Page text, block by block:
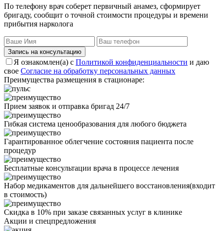
По телефону врач соберет первичный анамез, сформирует
бригаду, сообщит о точной стоимости процедуры и времени
прибытия нарколога
Запись на консультацию
Я ознакомлен(а) с Политикой конфиденциальности и даю
свое Согласие на обработку персональных данных
Преимущества размещения в стационаре:
Прием заявок и отправка бригад 24/7
Гибкая система ценообразования для любого бюджета
Гарантированное облегчение состояния пациента после
процедур
Бесплатные консультации врача в процессе лечения
Набор медикаментов для дальнейшего восстановления(входит
в стоимость)
Скидка в 10% при заказе связанных услуг в клинике
Акции и спецпредложения